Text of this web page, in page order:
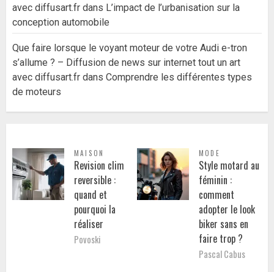
avec diffusart.fr dans L’impact de l’urbanisation sur la
conception automobile
Que faire lorsque le voyant moteur de votre Audi e-tron
s’allume ? – Diffusion de news sur internet tout un art
avec diffusart.fr dans Comprendre les différentes types
de moteurs
MAISON
Revision clim
reversible :
quand et
pourquoi la
réaliser
Povoski
MODE
Style motard au
féminin :
comment
adopter le look
biker sans en
faire trop ?
Pascal Cabus